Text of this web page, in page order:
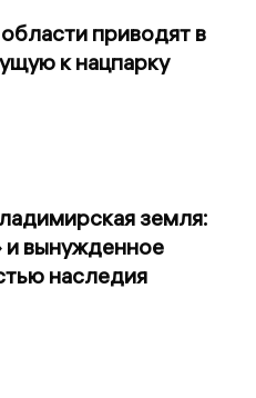
приводят в
к нацпарку
земля:
и вынужденное
наследия